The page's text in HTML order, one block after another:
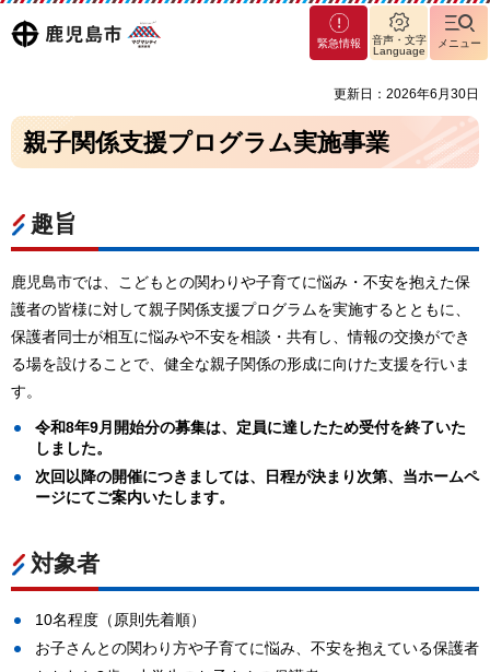
鹿児島
マグ
マシ
緊急情報
音声・文字
Language
メニュー
更新日：2026年6月30日
親子関係支援プログラム実施事業
趣旨
鹿児島市では、こどもとの関わりや子育てに悩み・不安を抱えた保
護者の皆様に対して親子関係支援プログラムを実施するとともに、
保護者同士が相互に悩みや不安を相談・共有し、情報の交換ができ
る場を設けることで、健全な親子関係の形成に向けた支援を行いま
す。
令和8年9月開始分の募集は、定員に達したため受付を終了いた
しました。
次回以降の開催につきましては、日程が決まり次第、当ホームペ
ージにてご案内いたします。
対象者
10名程度（原則先着順）
お子さんとの関わり方や子育てに悩み、不安を抱えている保護者